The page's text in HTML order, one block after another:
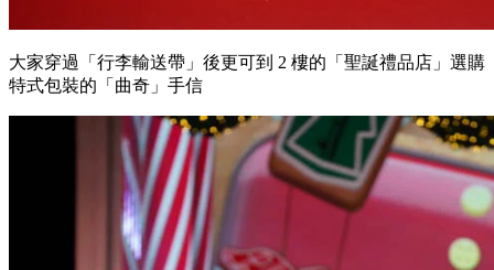
大家穿過「行李輸送帶」後更可到 2 樓的「聖誕禮品店」選購
特式包裝的「曲奇」手信